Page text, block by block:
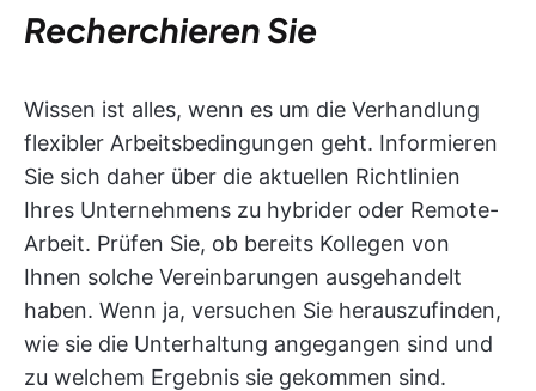
Recherchieren Sie
Wissen ist alles, wenn es um die Verhandlung
flexibler Arbeitsbedingungen geht. Informieren
Sie sich daher über die aktuellen Richtlinien
Ihres Unternehmens zu hybrider oder Remote-
Arbeit. Prüfen Sie, ob bereits Kollegen von
Ihnen solche Vereinbarungen ausgehandelt
haben. Wenn ja, versuchen Sie herauszufinden,
wie sie die Unterhaltung angegangen sind und
zu welchem Ergebnis sie gekommen sind.